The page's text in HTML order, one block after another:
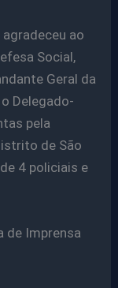
ao
Social,
Geral da
Delegado-
pela
de São
4 policiais e
de Imprensa